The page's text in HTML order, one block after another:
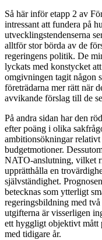
Så här inför etapp 2 av
intressant att fundera på
utvecklingstendenserna
alltför stor börda av de
regeringens politik. De
lyckats med konstycket
omgivningen tagit någon
företrädarna mer rätt när
avvikande förslag till de
På andra sidan har den
efter poäng i olika
ambitionsökningar
budgetmotioner.
NATO-anslutning, vilket
upprätthålla en
självständighet.
betecknas som ytterligt
regeringsbildning med
utgifterna är visserligen
ett hyggligt objektivt mått
med tidigare år.